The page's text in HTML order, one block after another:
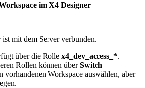
im X4 Designer
mit dem Server verbunden.
über die Rolle x4_dev_access_*.
Rollen können überSwitch
vorhandenen Workspace auswählen, aber